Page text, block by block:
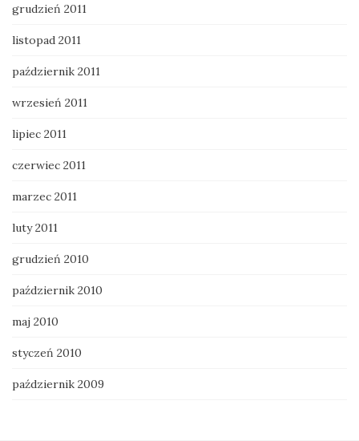
grudzień 2011
listopad 2011
październik 2011
wrzesień 2011
lipiec 2011
czerwiec 2011
marzec 2011
luty 2011
grudzień 2010
październik 2010
maj 2010
styczeń 2010
październik 2009